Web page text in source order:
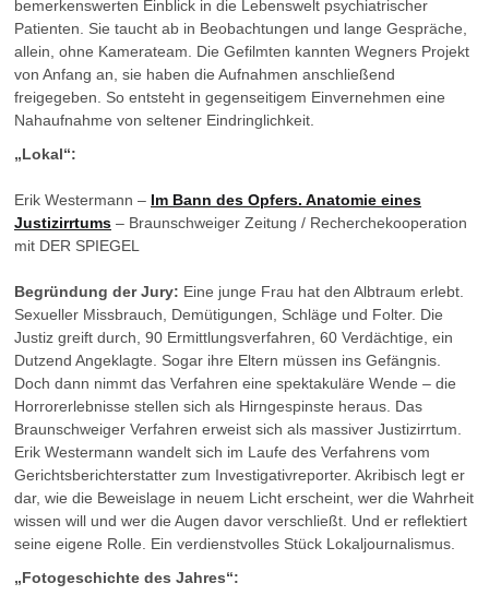
bemerkenswerten Einblick in die Lebenswelt psychiatrischer
Patienten. Sie taucht ab in Beobachtungen und lange Gespräche,
allein, ohne Kamerateam. Die Gefilmten kannten Wegners Projekt
von Anfang an, sie haben die Aufnahmen anschließend
freigegeben. So entsteht in gegenseitigem Einvernehmen eine
Nahaufnahme von seltener Eindringlichkeit.
„Lokal“:
Erik Westermann – Im Bann des Opfers. Anatomie eines
Justizirrtums – Braunschweiger Zeitung / Recherchekooperation
mit DER SPIEGEL
Begründung der Jury: Eine junge Frau hat den Albtraum erlebt.
Sexueller Missbrauch, Demütigungen, Schläge und Folter. Die
Justiz greift durch, 90 Ermittlungsverfahren, 60 Verdächtige, ein
Dutzend Angeklagte. Sogar ihre Eltern müssen ins Gefängnis.
Doch dann nimmt das Verfahren eine spektakuläre Wende – die
Horrorerlebnisse stellen sich als Hirngespinste heraus. Das
Braunschweiger Verfahren erweist sich als massiver Justizirrtum.
Erik Westermann wandelt sich im Laufe des Verfahrens vom
Gerichtsberichterstatter zum Investigativreporter. Akribisch legt er
dar, wie die Beweislage in neuem Licht erscheint, wer die Wahrheit
wissen will und wer die Augen davor verschließt. Und er reflektiert
seine eigene Rolle. Ein verdienstvolles Stück Lokaljournalismus.
„Fotogeschichte des Jahres“: